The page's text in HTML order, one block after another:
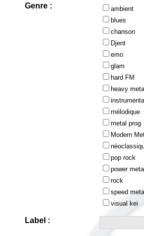
Genre :
ambient
blues
chanson
Djent
emo
glam
hard FM
heavy
mélodique
metal prog
Modern
pop rock
power
rock
speed
visual kei
Label :